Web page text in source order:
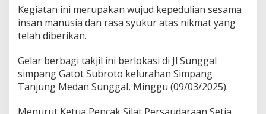
I
K
a
S
a
k
i
Kegiatan ini merupakan wujud kepedulian sesama
insan manusia dan rasa syukur atas nikmat yang
telah diberikan.
Gelar berbagi takjil ini berlokasi di Jl Sunggal
simpang Gatot Subroto kelurahan Simpang
Tanjung Medan Sunggal, Minggu (09/03/2025).